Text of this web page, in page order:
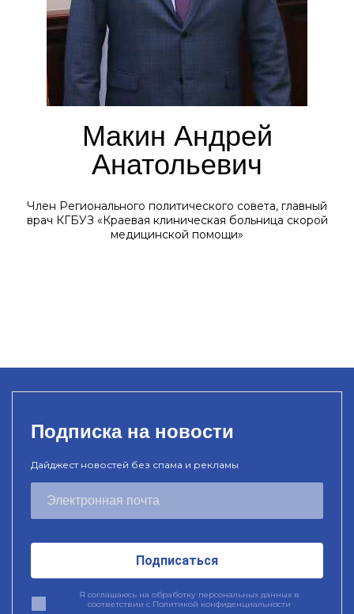
Макин Андрей
Анатольевич
Член Регионального политического совета, главный
врач КГБУЗ «Краевая клиническая больница скорой
медицинской помощи»
Подписка на новости
Дайджест новостей без спама и рекламы
Подписаться
Я соглашаюсь на обработку персональных данных в
соответствии с Политикой конфиденциальности